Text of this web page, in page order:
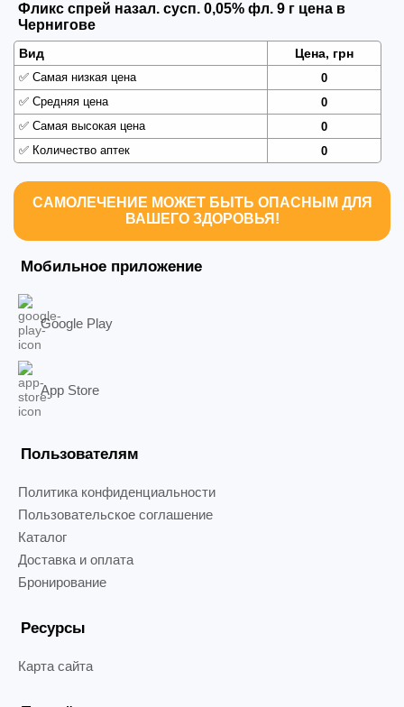
Фликс спрей назал. сусп. 0,05% фл. 9 г цена в
Чернигове
Вид Цена, грн
✅ Самая низкая цена
0
✅ Средняя цена
0
✅ Самая высокая цена
0
✅ Количество аптек 0
САМОЛЕЧЕНИЕ МОЖЕТ БЫТЬ ОПАСНЫМ ДЛЯ
ВАШЕГО ЗДОРОВЬЯ!
Мобильное приложение
Google Play
App Store
Пользователям
Политика конфиденциальности
Пользовательское соглашение
Каталог
Доставка и оплата
Бронирование
Ресурсы
Карта сайта